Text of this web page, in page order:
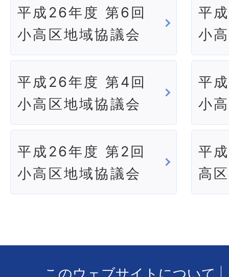
平成26年度 第6回
小高区地域協議会
平
小
平成26年度 第4回
小高区地域協議会
平
小
平成26年度 第2回
小高区地域協議会
平
高